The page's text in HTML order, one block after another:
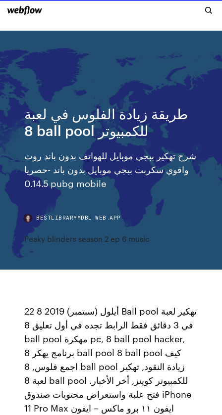
طريقة زيادة الفلوس في لعبة
8 ball pool للكمبيوتر
شرح تهكير ببجي موبايل للهواتف بدون باند روت
واقوي سكربت ببجي موبايل بدون باند -حصريا
0.14.5 pubg mobile
BESTLIBRARYMDBL.WEB.APP
Peaky blinders season 2 ep 6 music
22 أيلول (سبتمبر) 2019 8 Ball pool تهكير لعبة
في 3 دقائق فقط الرابط تجده في أول تعليق 8
ball pool مهكرة pc, 8 ball pool hacker,
برنامج يهكر 8 ball pool 8 ball pool كيف
اجمع فلوس, 8 ball pool زيادة النقود, تهكير
لعبة 8 ball pool للكمبيوتر كوينز, أخر الأخبار.
فتح علبة واستعراض محتويات صندوق iPhone
11 Pro Max ايفون ١١ برو ماكس – ايفون